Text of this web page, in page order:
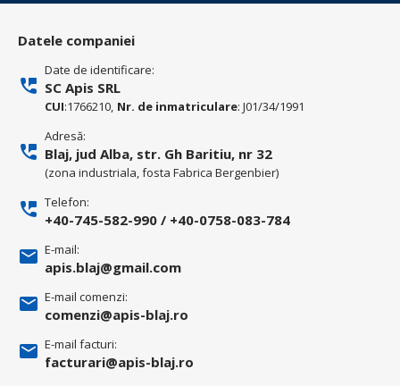
Datele companiei
Date de identificare:
SC Apis SRL
CUI:1766210, Nr. de inmatriculare: J01/34/1991
Adresă:
Blaj, jud Alba, str. Gh Baritiu, nr 32
(zona industriala, fosta Fabrica Bergenbier)
Telefon:
+40-745-582-990 / +40-0758-083-784
E-mail:
apis.blaj@gmail.com
E-mail comenzi:
comenzi@apis-blaj.ro
E-mail facturi:
facturari@apis-blaj.ro